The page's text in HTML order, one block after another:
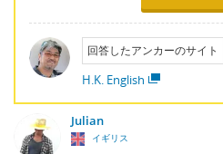
回答したアンカーのサイト
H.K. English
Julian
イギリス